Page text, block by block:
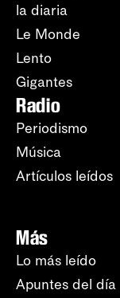
la diaria
Le Monde
Lento
Gigantes
Radio
Periodismo
Música
Artículos leídos
Más
Lo más leído
Apuntes del día